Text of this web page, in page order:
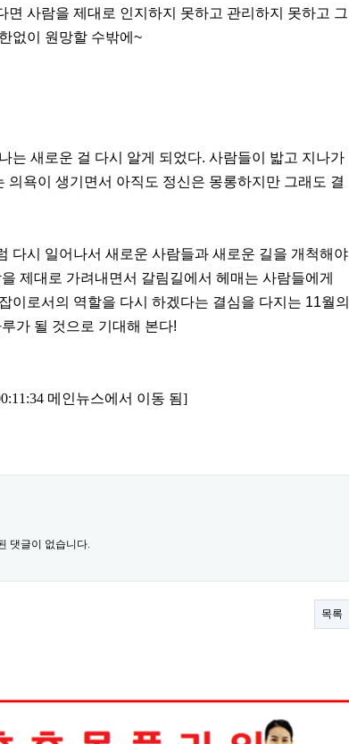
사람을 제대로 인지하지 못하고 관리하지 못하고 그
없이 원망할 수밖에~
는 새로운 걸 다시 알게 되었다. 사람들이 밟고 지나가
욕이 생기면서 아직도 정신은 몽롱하지만 그래도 결
다시 일어나서 새로운 사람들과 새로운 길을 개척해야
제대로 가려내면서 갈림길에서 헤매는 사람들에게
이로서의 역할을 다시 하겠다는 결심을 다지는 11월의
가 될 것으로 기대해 본다!
메인뉴스에서 이동 됨]
댓글이 없습니다.
목록